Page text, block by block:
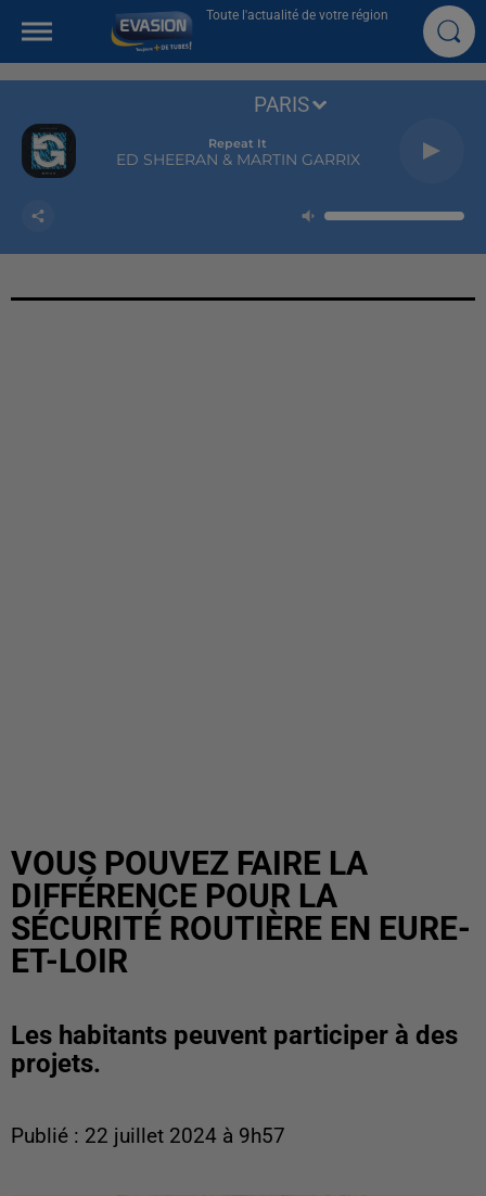
Toute l'actualité de votre région
Repeat It
ED SHEERAN & MARTIN GARRIX
PARIS
VOUS POUVEZ FAIRE LA
DIFFÉRENCE POUR LA
SÉCURITÉ ROUTIÈRE EN EURE-
ET-LOIR
Les habitants peuvent participer à des
projets.
Publié : 22 juillet 2024 à 9h57